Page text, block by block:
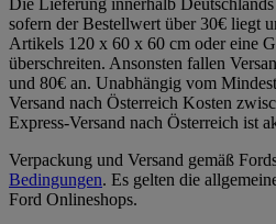
Die Lieferung innerhalb
sofern der Bestellwert über 30€ liegt
Artikels 120 x 60 x 60 cm oder eine
überschreiten. Ansonsten fallen
und 80€ an. Unabhängig vom
Versand nach Österreich Kosten
Express-Versand nach Österreich ist
Verpackung und Versand gemäß
Bedingungen. Es gelten die
Ford Onlineshops.